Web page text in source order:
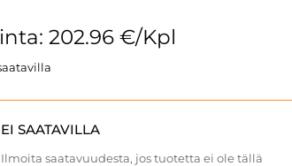
202.96 €/Kpl
EI SAATAVILLA
Ilmoita saatavuudesta, jos tuotetta ei ole tällä